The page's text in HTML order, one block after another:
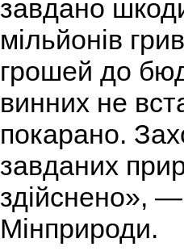
завдано
мільйонів
грошей до
винних не
покарано.
завданих
здійснено»,
Мінприроди.